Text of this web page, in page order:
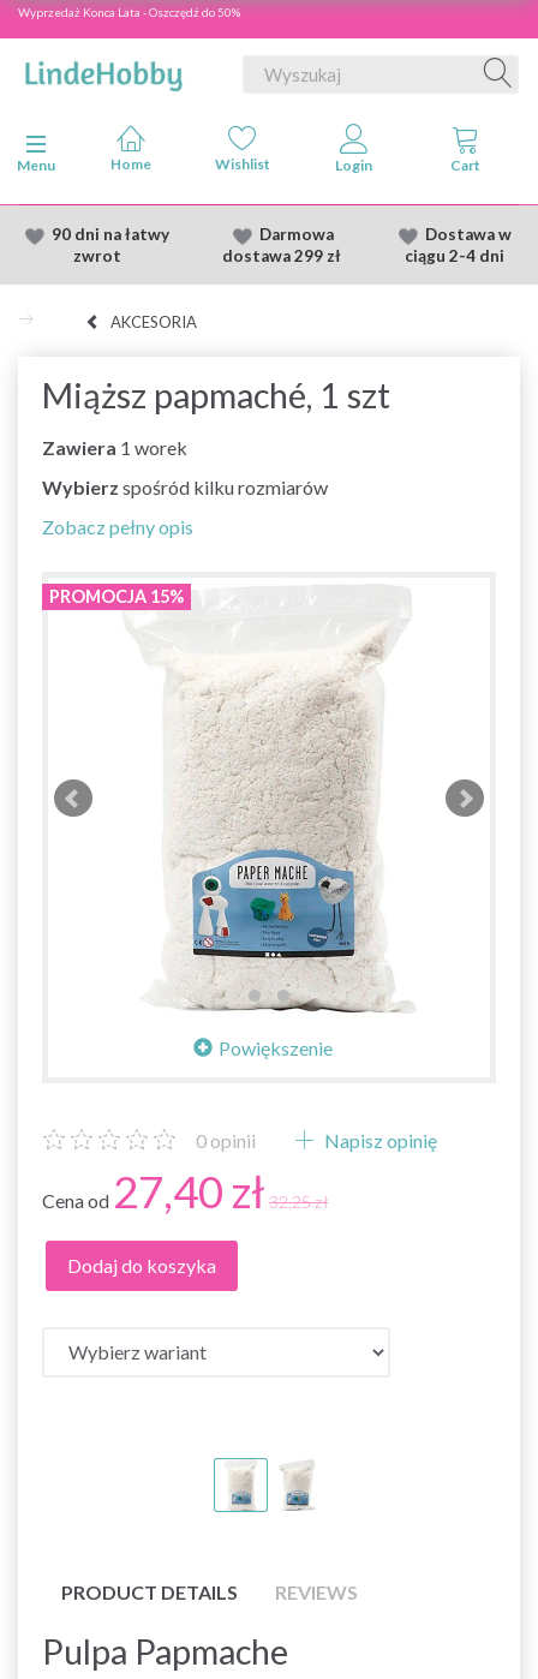
Wyprzedaż Konca Lata - Oszczędź do 50%
Przełącz nawigację
Menu
90 dni na łatwy
zwrot
Darmowa
dostawa299 zł
Dostawaw
ciągu 2-4 dni
AKCESORIA
Miąższ papmaché, 1 szt
Zawiera 1 worek
Wybierz spośród kilku rozmiarów
Zobacz pełny opis
PROMOCJA 15%
Powiększenie
0 opinii Napisz opinię
Cena od 27,40 zł 32,25 zł
Dodaj do koszyka
PRODUCT DETAILS REVIEWS
Pulpa Papmache